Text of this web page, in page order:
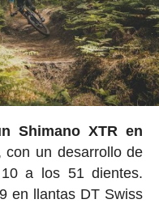
Shimano XTR en
con un desarrollo de
a los 51 dientes.
en llantas DT Swiss